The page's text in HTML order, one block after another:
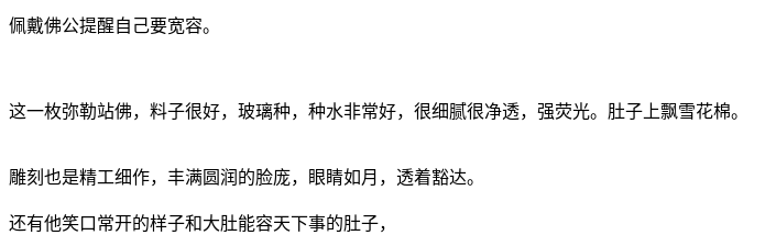
佩戴佛公提醒自己要宽容。
这一枚弥勒站佛，料子很好，玻璃种，种水非常好，很细腻很净透，强荧光。肚子上飘雪花棉。
雕刻也是精工细作，丰满圆润的脸庞，眼睛如月，透着豁达。
还有他笑口常开的样子和大肚能容天下事的肚子，